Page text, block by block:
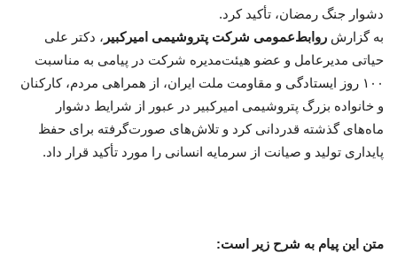
دشوار جنگ رمضان، تأکید کرد.
به گزارش روابط‌عمومی شرکت پتروشیمی امیرکبیر ، دکتر علی
حیاتی مدیرعامل و عضو هیئت‌مدیره شرکت در پیامی به مناسبت
۱۰۰ روز ایستادگی و مقاومت ملت ایران، از همراهی مردم، کارکنان
و خانواده بزرگ پتروشیمی امیرکبیر در عبور از شرایط دشوار
ماه‌های گذشته قدردانی کرد و تلاش‌های صورت‌گرفته برای حفظ
پایداری تولید و صیانت از سرمایه انسانی را مورد تأکید قرار داد.
متن این پیام به شرح زیر است: